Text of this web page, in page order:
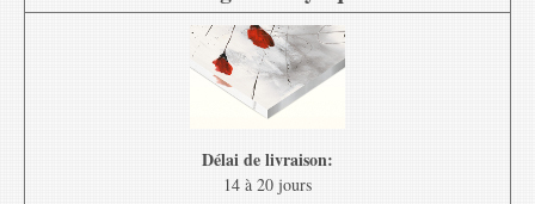
Délai de livraison:
14 à 20 jours